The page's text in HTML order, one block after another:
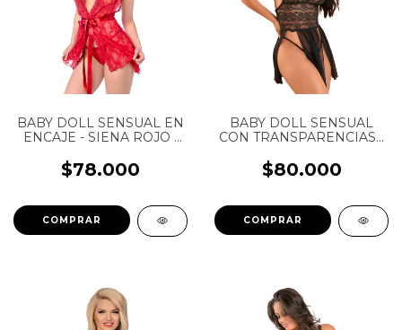
BABY DOLL SENSUAL EN
ENCAJE - SIENA ROJO -
$78.000
COMPRAR
BABY DOLL SENSUAL
CON TRANSPARENCIAS -
FANTASY - REF: GCL142
$80.000
COMPRAR